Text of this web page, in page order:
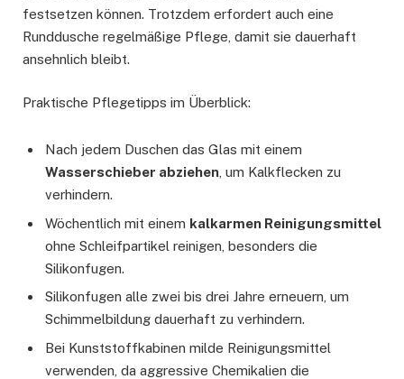
festsetzen können. Trotzdem erfordert auch eine
Runddusche regelmäßige Pflege, damit sie dauerhaft
ansehnlich bleibt.
Praktische Pflegetipps im Überblick:
Nach jedem Duschen das Glas mit einem
Wasserschieber abziehen , um Kalkflecken zu
verhindern.
Wöchentlich mit einem kalkarmen Reinigungsmittel
ohne Schleifpartikel reinigen, besonders die
Silikonfugen.
Silikonfugen alle zwei bis drei Jahre erneuern, um
Schimmelbildung dauerhaft zu verhindern.
Bei Kunststoffkabinen milde Reinigungsmittel
verwenden, da aggressive Chemikalien die